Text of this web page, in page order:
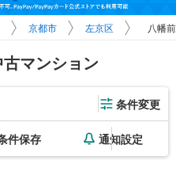
京都市 左京区 八幡
マンション
条件変更
件保存 通知設定